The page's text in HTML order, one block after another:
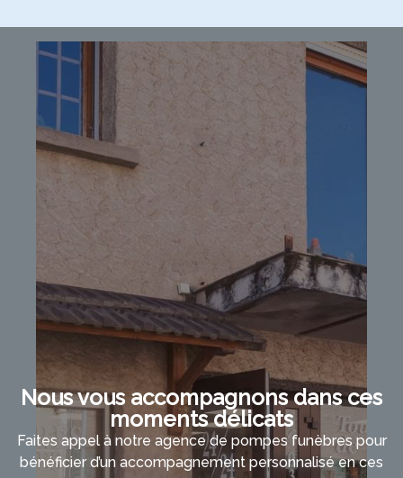
Nous vous accompagnons dans ces
moments délicats
Faites appel à notre agence de pompes funèbres pour
bénéficier d’un accompagnement personnalisé en ces